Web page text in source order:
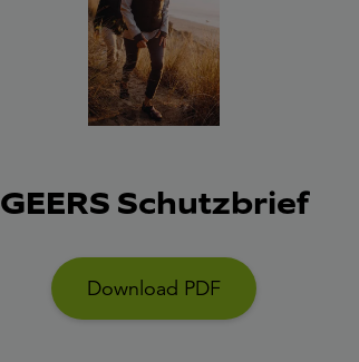
GEERS Schutzbrief
Download PDF